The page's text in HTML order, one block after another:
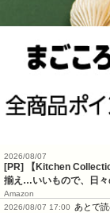
2026/08/07
[PR] 【Kitchen
揃え…いいもので、日々
Amazon
2026/08/07 17:00
あとで